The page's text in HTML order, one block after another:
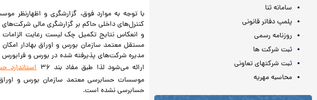
سامانه ثنا
پلمپ دفاتر قانونی
روزنامه رسمی
ثبت شرکت ها
ثبت شرکتهای تعاونی
محاسبه مهريه
با توجه به موارد فوق، گزارشگری و اظهار‌نظر
کنترل‌های داخلی حاکم بر گزارشگری مالی
و انعکاس نتایج تکمیل چک لیست رعایت الزامات
مستقل معتمد سازمان بورس و اوراق بهادار
مدیره شرکت‌های پذیرفته شده در بورس و
ارائه می‌شود لذا طبق مفاد بند ۳۶
استاندارد
موسسات حسابرسی معتمد سازمان بورس و اوراق
حسابرسی نشده است.